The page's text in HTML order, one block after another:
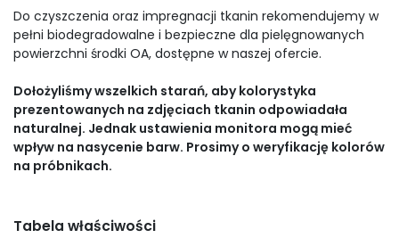
Do czyszczenia oraz impregnacji tkanin rekomendujemy w
pełni biodegradowalne i bezpieczne dla pielęgnowanych
powierzchni środki OA, dostępne w naszej ofercie.
Dołożyliśmy wszelkich starań, aby kolorystyka
prezentowanych na zdjęciach tkanin odpowiadała
naturalnej. Jednak ustawienia monitora mogą mieć
wpływ na nasycenie barw. Prosimy o weryfikację kolorów
na próbnikach.
Tabela właściwości